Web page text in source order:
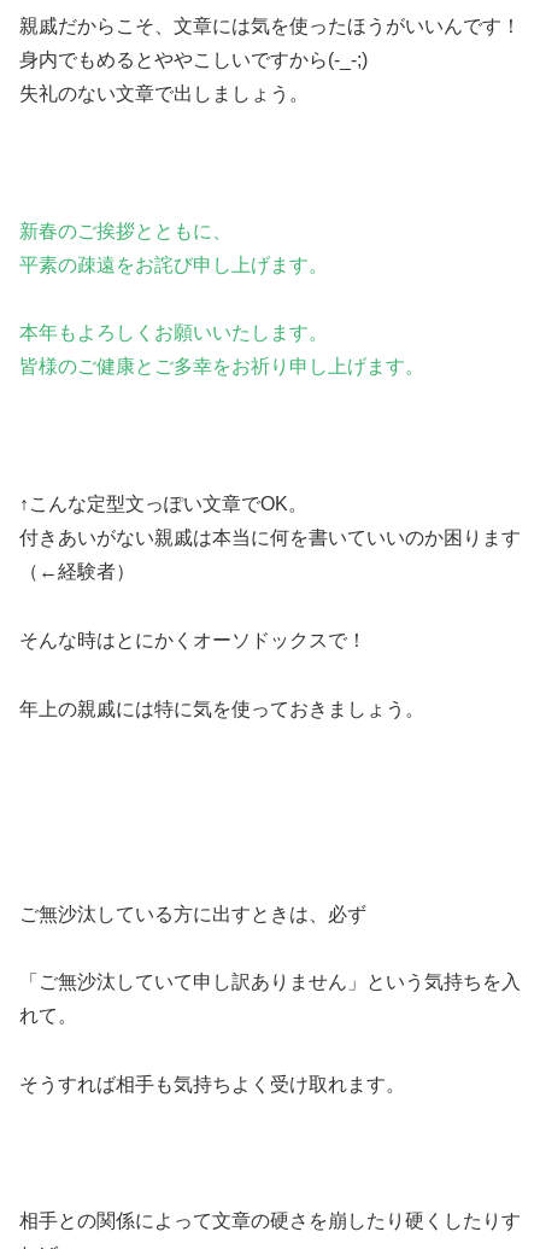
親戚だからこそ、文章には気を使ったほうがいいんです！
身内でもめるとややこしいですから(-_-;)
失礼のない文章で出しましょう。
新春のご挨拶とともに、
平素の疎遠をお詫び申し上げます。
本年もよろしくお願いいたします。
皆様のご健康とご多幸をお祈り申し上げます。
↑こんな定型文っぽい文章でOK。
付きあいがない親戚は本当に何を書いていいのか困ります
（←経験者）
そんな時はとにかくオーソドックスで！
年上の親戚には特に気を使っておきましょう。
ご無沙汰している方に出すときは、必ず
「ご無沙汰していて申し訳ありません」
という気持ちを入
れて。
そうすれば相手も気持ちよく受け取れます。
相手との関係によって文章の硬さを崩したり硬くしたりす